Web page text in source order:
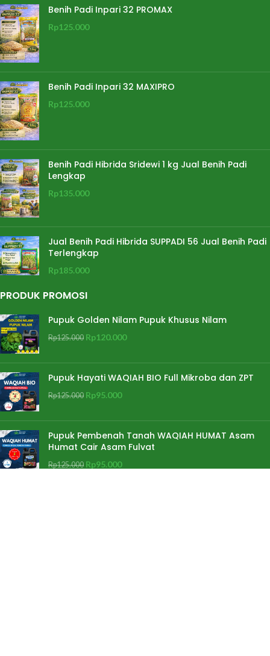
Benih Padi Inpari 32 PROMAX
Rp125.000
Benih Padi Inpari 32 MAXIPRO
Rp125.000
Benih Padi Hibrida Sridewi 1 kg Jual Benih Padi
Lengkap
Rp135.000
Jual Benih Padi Hibrida SUPPADI 56 Jual Benih Padi
Terlengkap
Rp185.000
PRODUK PROMOSI
Pupuk Golden Nilam Pupuk Khusus Nilam
Rp125.000 Rp120.000
Pupuk Hayati WAQIAH BIO Full Mikroba dan ZPT
Rp125.000 Rp95.000
Pupuk Pembenah Tanah WAQIAH HUMAT Asam
Humat Cair Asam Fulvat
Rp125.000 Rp95.000